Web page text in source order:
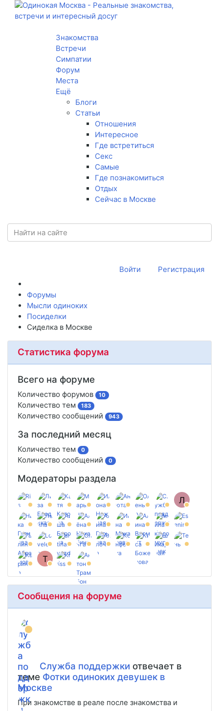
Toggle navigation
Знакомства
Встречи
Симпатии
Форум
Места
Ещё
Блоги
Статьи
Отношения
Интересное
Где встретиться
Секс
Самые
Где познакомиться
Отдых
Сейчас в Москве
Войти Регистрация
Форумы
Мысли одиноких
Посиделки
Сиделка в Москве
Статистика форума
Всего на форуме
Количество форумов 10
Количество тем 183
Количество сообщений 943
За последний месяц
Количество тем 0
Количество сообщений 0
Модераторы раздела
Л
T
Сообщения на форуме
Служба поддержки отвечает в
теме Фотки одиноких девушек в
Москве
При знакомстве в реале после знакомства и